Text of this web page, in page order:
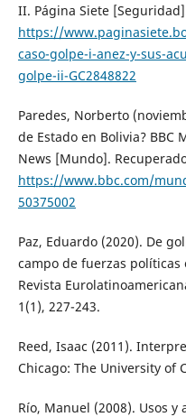
II. Página Siete
https://
caso-golpe-i-anez-y-sus-
golpe-ii-GC2848822
Paredes, Norberto
de Estado en Bolivia? BBC
News [Mundo].
https://www.bbc.com/
50375002
Paz, Eduardo (2020). De
campo de fuerzas políticas
Revista
1(1), 227-243.
Reed, Isaac (2011).
Chicago: The University of
Río, Manuel (2008). Usos